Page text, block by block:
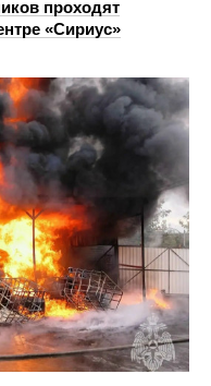
проходят
«Сириус»